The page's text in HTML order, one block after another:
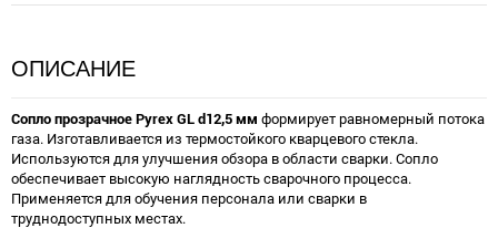
ОПИСАНИЕ
Сопло прозрачное Pyrex GL d12,5 мм формирует равномерный потока
газа. Изготавливается из термостойкого кварцевого стекла.
Используются для улучшения обзора в области сварки. Сопло
обеспечивает высокую наглядность сварочного процесса.
Применяется для обучения персонала или сварки в
труднодоступных местах.